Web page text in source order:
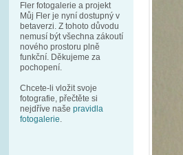
Fler fotogalerie a projekt
Můj Fler je nyní dostupný v
betaverzi. Z tohoto důvodu
nemusí být všechna zákoutí
nového prostoru plně
funkční. Děkujeme za
pochopení.
Chcete-li vložit svoje
fotografie, přečtěte si
nejdříve naše pravidla
fotogalerie.